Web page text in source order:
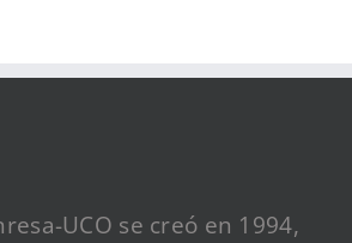
UCO se creó en 1994,